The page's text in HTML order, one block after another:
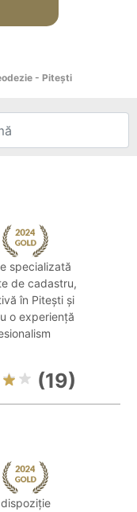
- Piteşti
specializată
de cadastru,
în Pitești și
o experiență
(19)